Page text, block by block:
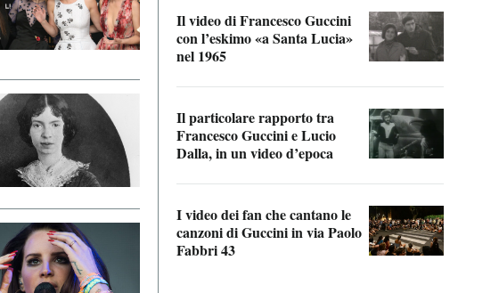
Il video di Francesco Guccini
con l’eskimo «a Santa Lucia»
nel 1965
Il particolare rapporto tra
Francesco Guccini e Lucio
Dalla, in un video d’epoca
I video dei fan che cantano le
canzoni di Guccini in via Paolo
Fabbri 43